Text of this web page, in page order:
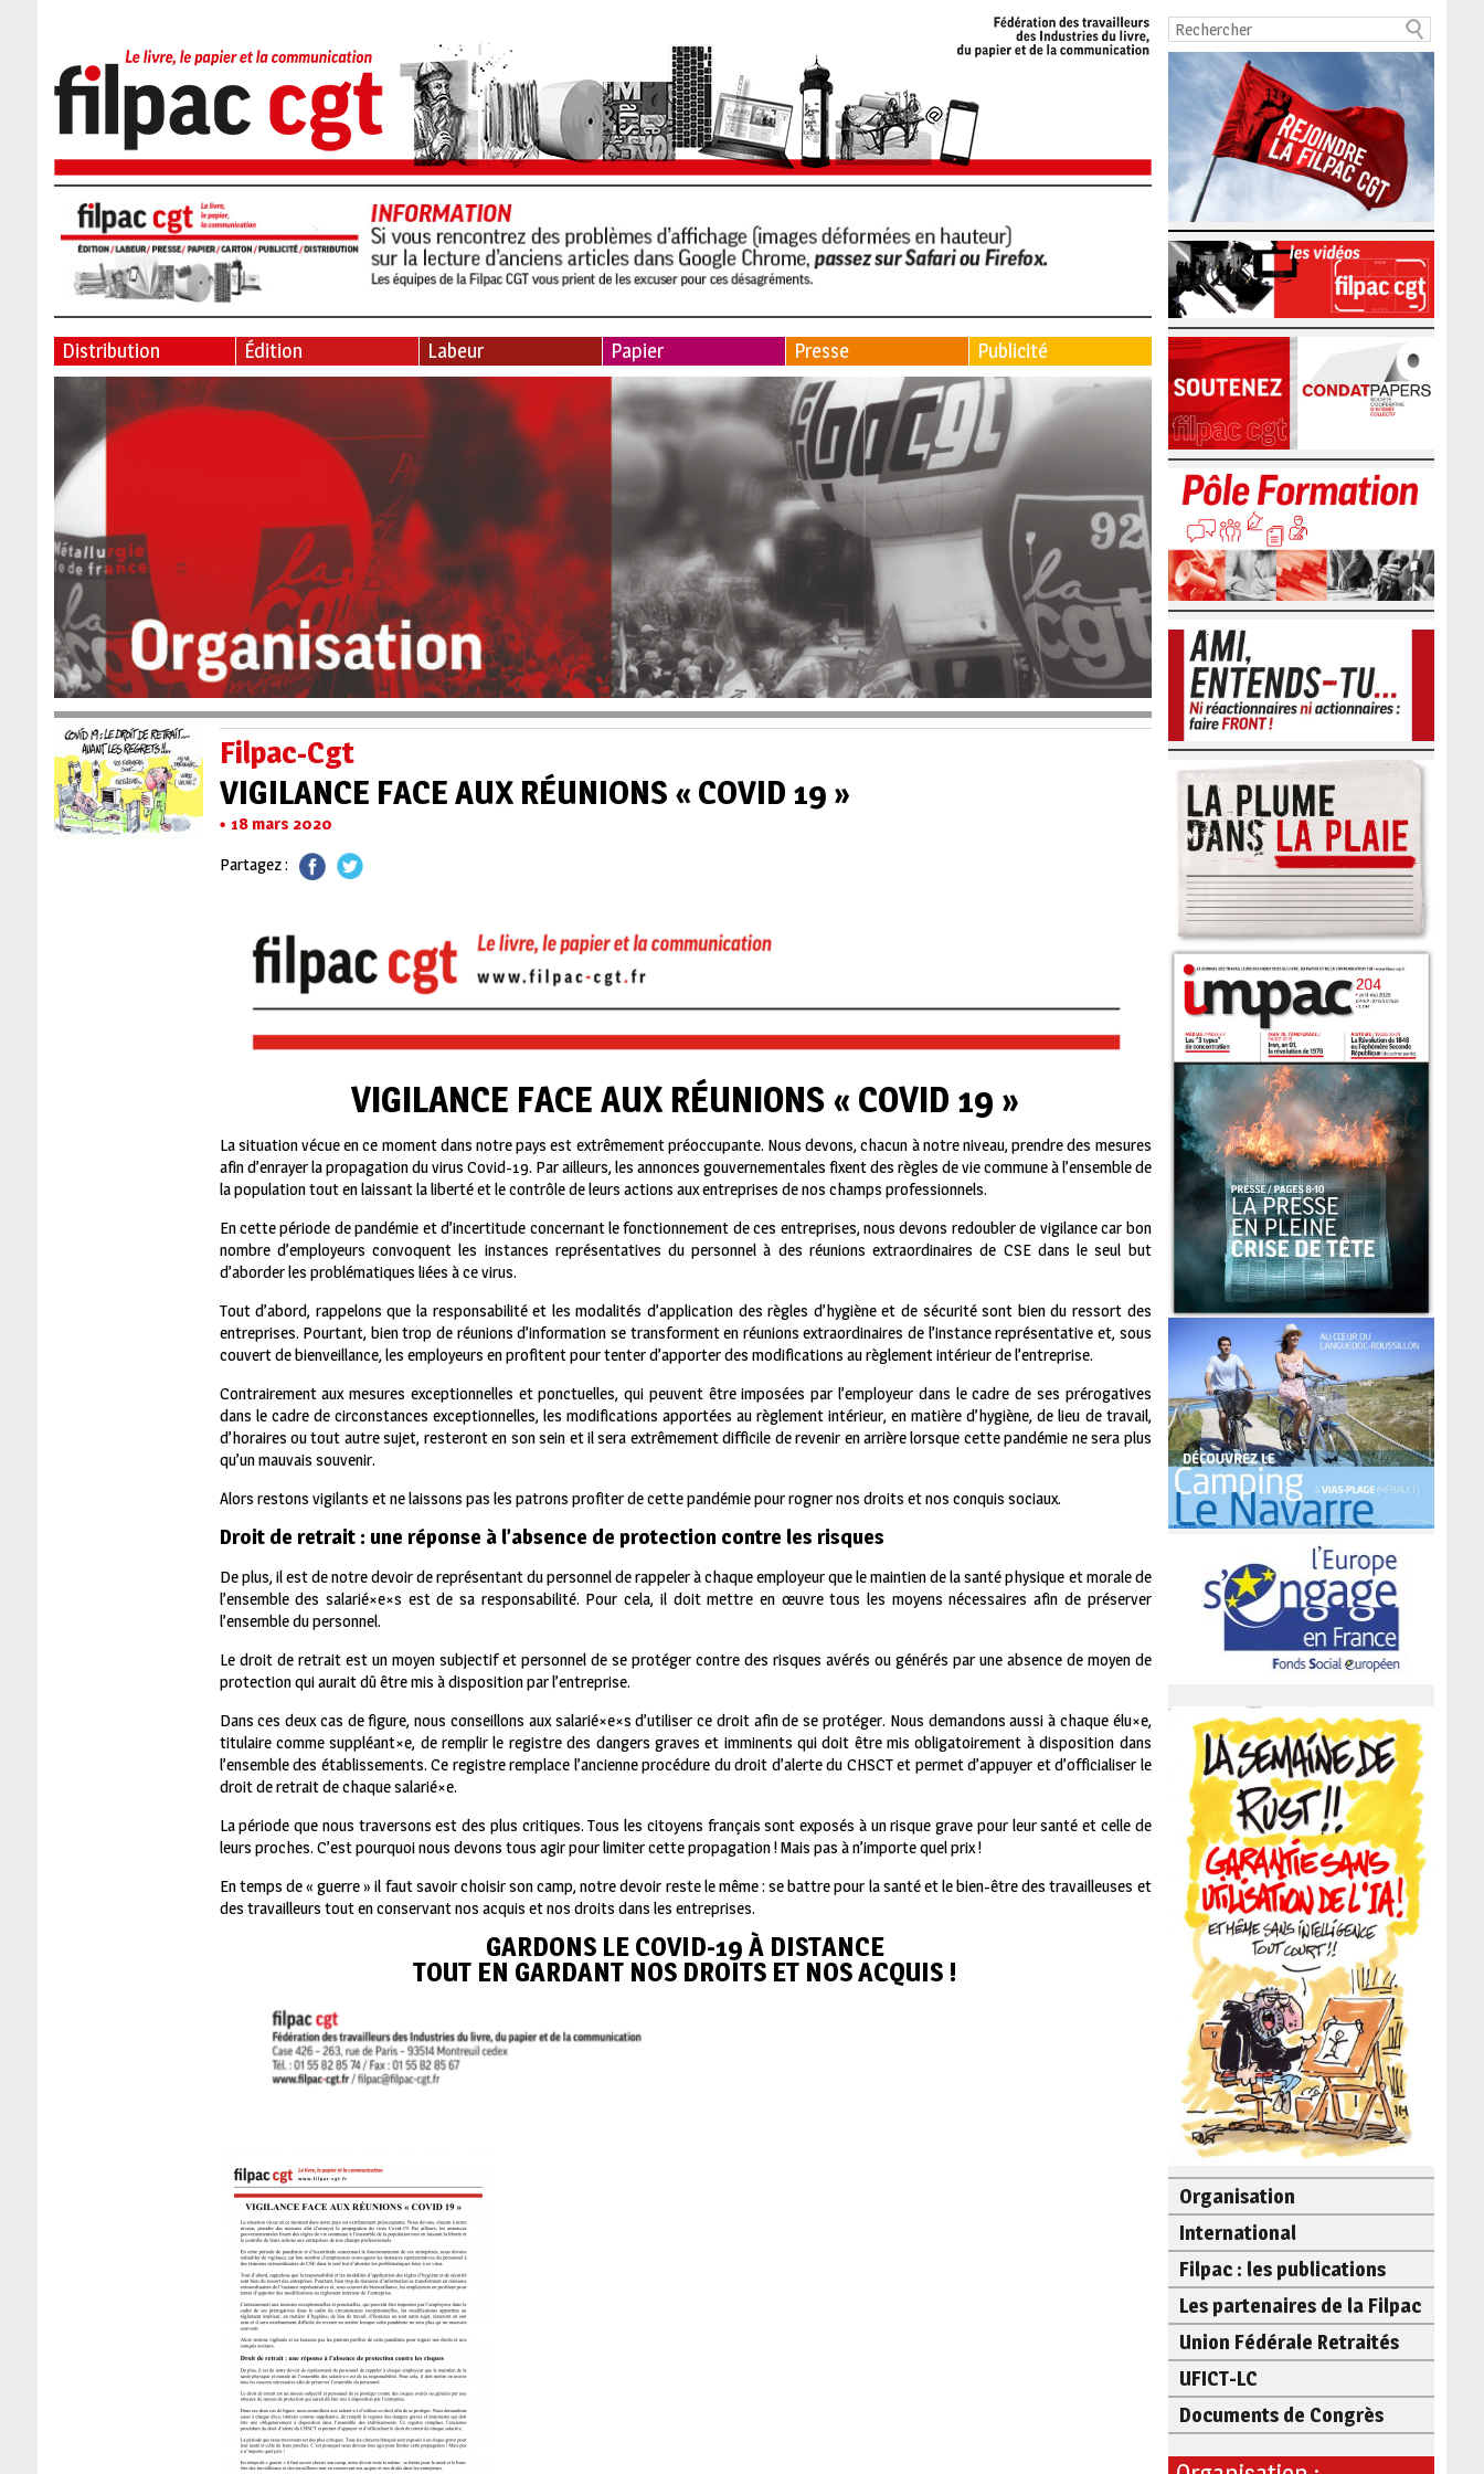
Distribution Édition Labeur Papier Presse Publicité
Filpac-Cgt
VIGILANCE FACE AUX RÉUNIONS « COVID 19 »
18 mars 2020
Partagez :
VIGILANCE FACE AUX RÉUNIONS « COVID 19 »
La situation vécue en ce moment dans notre pays est extrêmement préoccupante. Nous devons, chacun à notre niveau, prendre des mesures
afin d’enrayer la propagation du virus Covid-19. Par ailleurs, les annonces gouvernementales fixent des règles de vie commune à l’ensemble de
la population tout en laissant la liberté et le contrôle de leurs actions aux entreprises de nos champs professionnels.
En cette période de pandémie et d’incertitude concernant le fonctionnement de ces entreprises, nous devons redoubler de vigilance car bon
nombre d’employeurs convoquent les instances représentatives du personnel à des réunions extraordinaires de CSE dans le seul but
d’aborder les problématiques liées à ce virus.
Tout d’abord, rappelons que la responsabilité et les modalités d’application des règles d’hygiène et de sécurité sont bien du ressort des
entreprises. Pourtant, bien trop de réunions d’information se transforment en réunions extraordinaires de l’instance représentative et, sous
couvert de bienveillance, les employeurs en profitent pour tenter d’apporter des modifications au règlement intérieur de l’entreprise.
Contrairement aux mesures exceptionnelles et ponctuelles, qui peuvent être imposées par l’employeur dans le cadre de ses prérogatives
dans le cadre de circonstances exceptionnelles, les modifications apportées au règlement intérieur, en matière d’hygiène, de lieu de travail,
d’horaires ou tout autre sujet, resteront en son sein et il sera extrêmement difficile de revenir en arrière lorsque cette pandémie ne sera plus
qu’un mauvais souvenir.
Alors restons vigilants et ne laissons pas les patrons profiter de cette pandémie pour rogner nos droits et nos conquis sociaux.
Droit de retrait : une réponse à l’absence de protection contre les risques
De plus, il est de notre devoir de représentant du personnel de rappeler à chaque employeur que le maintien de la santé physique et morale de
l’ensemble des salarié×e×s est de sa responsabilité. Pour cela, il doit mettre en œuvre tous les moyens nécessaires afin de préserver
l’ensemble du personnel.
Le droit de retrait est un moyen subjectif et personnel de se protéger contre des risques avérés ou générés par une absence de moyen de
protection qui aurait dû être mis à disposition par l’entreprise.
Dans ces deux cas de figure, nous conseillons aux salarié×e×s d’utiliser ce droit afin de se protéger. Nous demandons aussi à chaque élu×e,
titulaire comme suppléant×e, de remplir le registre des dangers graves et imminents qui doit être mis obligatoirement à disposition dans
l’ensemble des établissements. Ce registre remplace l’ancienne procédure du droit d’alerte du CHSCT et permet d’appuyer et d’officialiser le
droit de retrait de chaque salarié×e.
La période que nous traversons est des plus critiques. Tous les citoyens français sont exposés à un risque grave pour leur santé et celle de
leurs proches. C’est pourquoi nous devons tous agir pour limiter cette propagation ! Mais pas à n’importe quel prix !
En temps de « guerre » il faut savoir choisir son camp, notre devoir reste le même : se battre pour la santé et le bien-être des travailleuses et
des travailleurs tout en conservant nos acquis et nos droits dans les entreprises.
GARDONS LE COVID-19 À DISTANCE
TOUT EN GARDANT NOS DROITS ET NOS ACQUIS !
Organisation
International
Filpac : les publications
Les partenaires de la Filpac
Union Fédérale Retraités
UFICT-LC
Documents de Congrès